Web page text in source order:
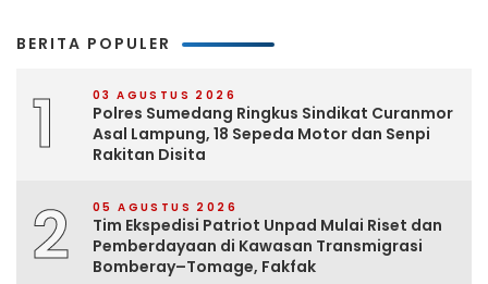
BERITA POPULER
1 03 AGUSTUS 2026
Polres Sumedang Ringkus Sindikat Curanmor
Asal Lampung, 18 Sepeda Motor dan Senpi
Rakitan Disita
2 05 AGUSTUS 2026
Tim Ekspedisi Patriot Unpad Mulai Riset dan
Pemberdayaan di Kawasan Transmigrasi
Bomberay–Tomage, Fakfak